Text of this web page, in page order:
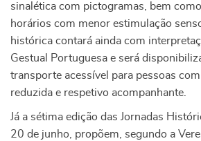
sinalética com pictogramas, bem
horários com menor estimulação
histórica contará ainda com
Gestual Portuguesa e será
transporte acessível para pessoas
reduzida e respetivo acompanhante.
Já a sétima edição das Jornadas
20 de junho, propõem, segundo a